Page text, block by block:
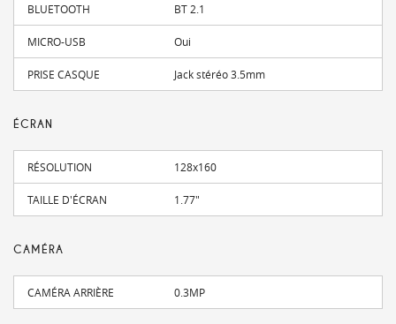
BLUETOOTH BT 2.1
MICRO-USB Oui
PRISE CASQUE Jack stéréo 3.5mm
ÉCRAN
RÉSOLUTION 128x160
TAILLE D'ÉCRAN 1.77"
CAMÉRA
CAMÉRA ARRIÈRE 0.3MP